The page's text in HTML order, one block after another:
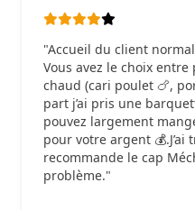
"Accueil du client
Vous avez le choix
chaud (cari poulet 🍗,
part j’ai pris une
pouvez largement
pour votre argent 💰.J’ai
recommande le cap
problème."